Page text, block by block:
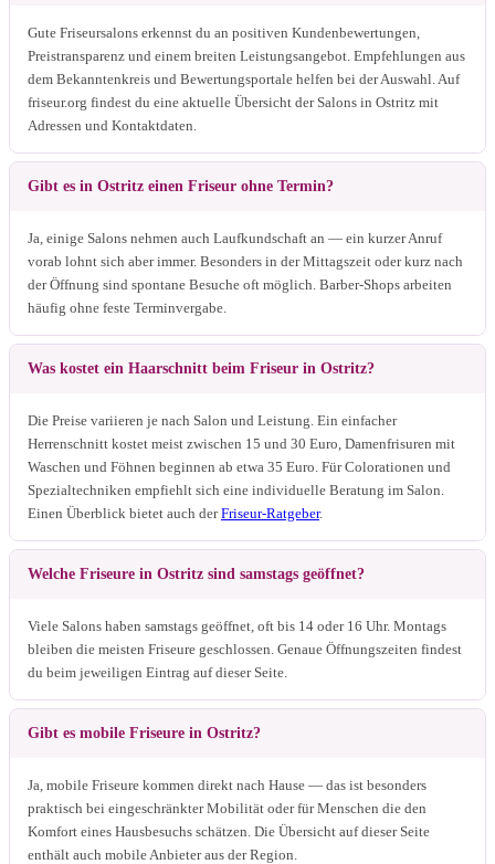
Gute Friseursalons erkennst du an positiven Kundenbewertungen,
Preistransparenz und einem breiten Leistungsangebot. Empfehlungen aus
dem Bekanntenkreis und Bewertungsportale helfen bei der Auswahl. Auf
friseur.org findest du eine aktuelle Übersicht der Salons in Ostritz mit
Adressen und Kontaktdaten.
Gibt es in Ostritz einen Friseur ohne Termin?
Ja, einige Salons nehmen auch Laufkundschaft an — ein kurzer Anruf
vorab lohnt sich aber immer. Besonders in der Mittagszeit oder kurz nach
der Öffnung sind spontane Besuche oft möglich. Barber-Shops arbeiten
häufig ohne feste Terminvergabe.
Was kostet ein Haarschnitt beim Friseur in Ostritz?
Die Preise variieren je nach Salon und Leistung. Ein einfacher
Herrenschnitt kostet meist zwischen 15 und 30 Euro, Damenfrisuren mit
Waschen und Föhnen beginnen ab etwa 35 Euro. Für Colorationen und
Spezialtechniken empfiehlt sich eine individuelle Beratung im Salon.
Einen Überblick bietet auch derFriseur-Ratgeber.
Welche Friseure in Ostritz sind samstags geöffnet?
Viele Salons haben samstags geöffnet, oft bis 14 oder 16 Uhr. Montags
bleiben die meisten Friseure geschlossen. Genaue Öffnungszeiten findest
du beim jeweiligen Eintrag auf dieser Seite.
Gibt es mobile Friseure in Ostritz?
Ja, mobile Friseure kommen direkt nach Hause — das ist besonders
praktisch bei eingeschränkter Mobilität oder für Menschen die den
Komfort eines Hausbesuchs schätzen. Die Übersicht auf dieser Seite
enthält auch mobile Anbieter aus der Region.